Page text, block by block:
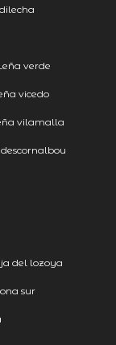
verde
vicedo
vilamalla
del lozoya
sur